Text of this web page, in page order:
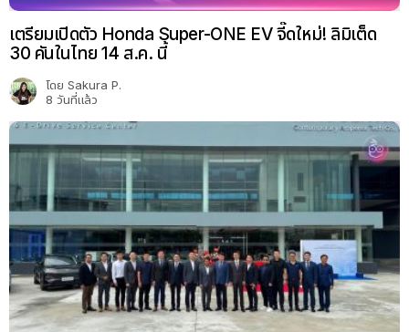
เตรียมเปิดตัว Honda Super-ONE EV จี๊ดใหม่! ลิมิเต็ด
30 คันในไทย 14 ส.ค. นี้
โดย Sakura P.
8 วันที่แล้ว